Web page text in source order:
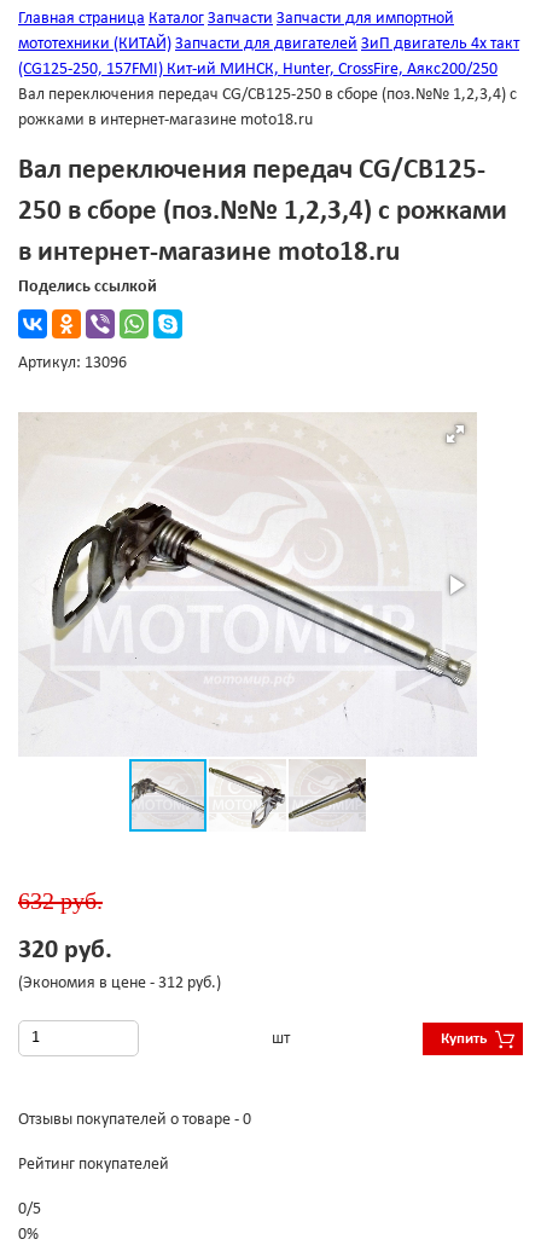
Главная страница Каталог Запчасти Запчасти для импортной
мототехники (КИТАЙ) Запчасти для двигателей ЗиП двигатель 4х такт
(CG125-250, 157FMI) Кит-ий МИНСК, Hunter, CrossFire, Аякс200/250
Вал переключения передач CG/CB125-250 в сборе (поз.№№ 1,2,3,4) с
рожками в интернет-магазине moto18.ru
Вал переключения передач CG/CB125-
250 в сборе (поз.№№ 1,2,3,4) с рожками
в интернет-магазине moto18.ru
Поделись ссылкой
Артикул: 13096
632 руб.
320 руб.
(Экономия в цене - 312 руб.)
шт Купить
Отзывы покупателей о товаре - 0
Рейтинг покупателей
0/5
0%